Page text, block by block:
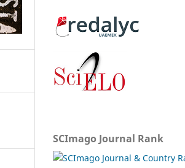
SCImago Journal Rank